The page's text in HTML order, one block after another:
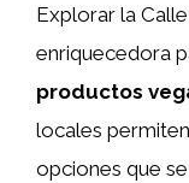
Explorar la
enriquecedora
productos
locales
opciones que